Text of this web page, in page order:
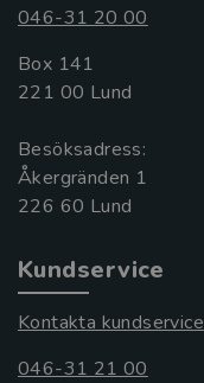
046-31 20 00
Box 141
221 00 Lund
Besöksadress:
Åkergränden 1
Kundservice
Kontakta kundservice
046-31 21 00